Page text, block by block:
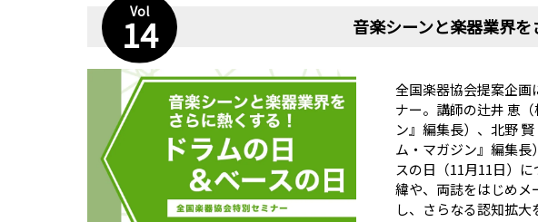
Vol
14 音楽シーンと楽器業界
全国楽器協会提案企画
ナー。講師の辻井 恵
ン』編集長）、北野
ム・マガジン』編集長
スの日（11月11日）
緯や、両誌をはじめメ
し、さらなる認知拡大